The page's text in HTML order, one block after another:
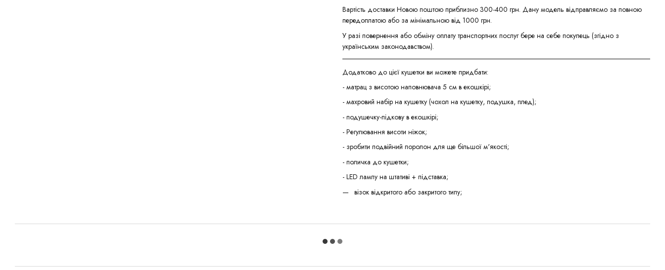
Вартість доставки Новою поштою приблизно 300-400 грн. Дану модель відправляємо за повною
передоплатою або за мінімальною від 1000 грн.
У разі повернення або обміну оплату транспортних послуг бере на себе покупець (згідно з
українським законодавством).
Додатково до цієї кушетки ви можете придбати:
- матрац з висотою наповнювача 5 см в екошкірі;
- махровий набір на кушетку (чохол на кушетку, подушка, плед);
- подушечку-підкову в екошкірі;
- Регулювання висоти ніжок;
- зробити подвійний поролон для ще більшої м'якості;
- поличка до кушетки;
- LED лампу на штативі + підставка;
візок відкритого або закритого типу;